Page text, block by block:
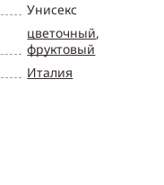
Унисекс
цветочный,
фруктовый
Италия